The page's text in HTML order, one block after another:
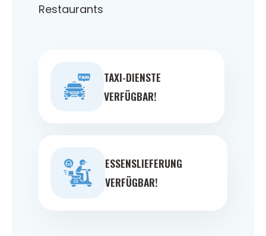
Restaurants
TAXI-DIENSTE
VERFÜGBAR!
ESSENSLIEFERUNG
VERFÜGBAR!